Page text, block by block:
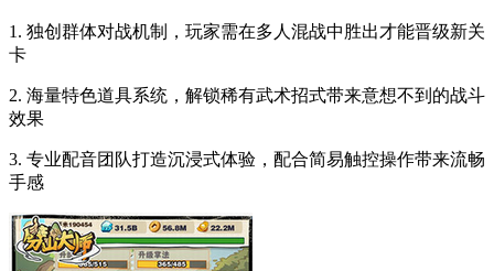
1. 独创群体对战机制，玩家需在多人混战中胜出才能晋级新关
卡
2. 海量特色道具系统，解锁稀有武术招式带来意想不到的战斗
效果
3. 专业配音团队打造沉浸式体验，配合简易触控操作带来流畅
手感